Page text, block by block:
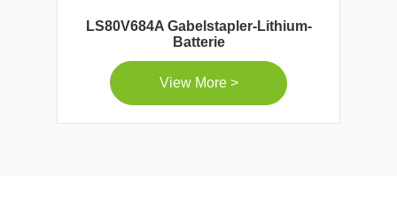
LS80V684A Gabelstapler-Lithium-
Batterie
View More >